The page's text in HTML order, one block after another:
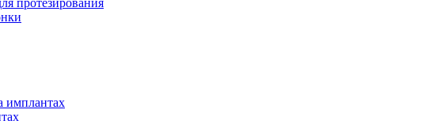
протезирования
имплантах